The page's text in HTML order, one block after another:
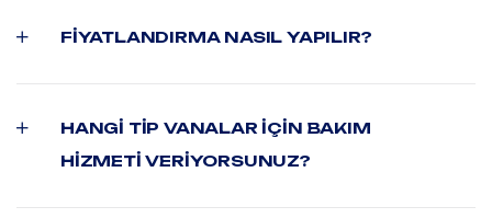
FIYATLANDIRMA NASIL YAPILIR?
HANGI TIP VANALAR IÇIN BAKIM
HIZMETI VERIYORSUNUZ?